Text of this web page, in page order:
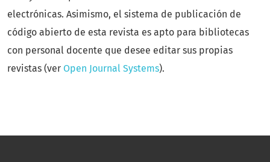
electrónicas. Asimismo, el sistema de publicación de
código abierto de esta revista es apto para bibliotecas
con personal docente que desee editar sus propias
revistas (ver Open Journal Systems).